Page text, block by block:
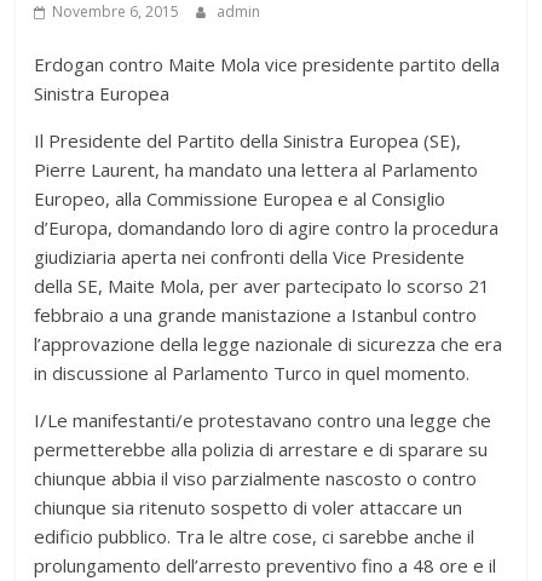
Novembre 6, 2015 admin
Erdogan contro Maite Mola vice presidente partito della
Sinistra Europea
Il Presidente del Partito della Sinistra Europea (SE),
Pierre Laurent, ha mandato una lettera al Parlamento
Europeo, alla Commissione Europea e al Consiglio
d’Europa, domandando loro di agire contro la procedura
giudiziaria aperta nei confronti della Vice Presidente
della SE, Maite Mola, per aver partecipato lo scorso 21
febbraio a una grande manistazione a Istanbul contro
l’approvazione della legge nazionale di sicurezza che era
in discussione al Parlamento Turco in quel momento.
I/Le manifestanti/e protestavano contro una legge che
permetterebbe alla polizia di arrestare e di sparare su
chiunque abbia il viso parzialmente nascosto o contro
chiunque sia ritenuto sospetto di voler attaccare un
edificio pubblico. Tra le altre cose, ci sarebbe anche il
prolungamento dell’arresto preventivo fino a 48 ore e il